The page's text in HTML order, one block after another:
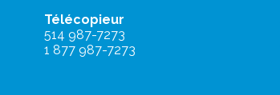
Télécopieur
514 987-7273
1 877 987-7273